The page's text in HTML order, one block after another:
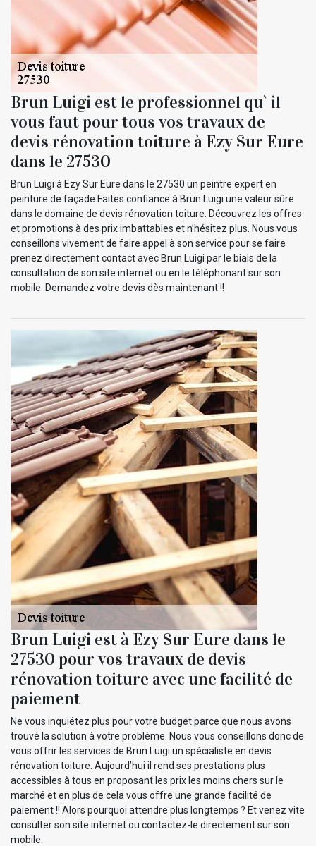
Brun Luigi est le professionnel qu` il
vous faut pour tous vos travaux de
devis rénovation toiture à Ezy Sur Eure
dans le 27530
Brun Luigi à Ezy Sur Eure dans le 27530 un peintre expert en
peinture de façade Faites confiance à Brun Luigi une valeur sûre
dans le domaine de devis rénovation toiture. Découvrez les offres
et promotions à des prix imbattables et n’hésitez plus. Nous vous
conseillons vivement de faire appel à son service pour se faire
prenez directement contact avec Brun Luigi par le biais de la
consultation de son site internet ou en le téléphonant sur son
mobile. Demandez votre devis dès maintenant !!
Brun Luigi est à Ezy Sur Eure dans le
27530 pour vos travaux de devis
rénovation toiture avec une facilité de
paiement
Ne vous inquiétez plus pour votre budget parce que nous avons
trouvé la solution à votre problème. Nous vous conseillons donc de
vous offrir les services de Brun Luigi un spécialiste en devis
rénovation toiture. Aujourd’hui il rend ses prestations plus
accessibles à tous en proposant les prix les moins chers sur le
marché et en plus de cela vous offre une grande facilité de
paiement !! Alors pourquoi attendre plus longtemps ? Et venez vite
consulter son site internet ou contactez-le directement sur son
mobile.